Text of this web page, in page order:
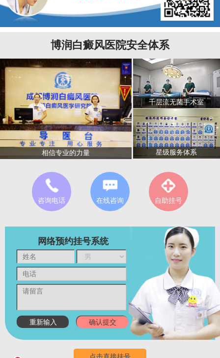
博润白癜风医院安全体系
相信专业的力量
千层流无菌手术室
星级服务体系
咨询电话 在线咨询 自助挂号
网络预约挂号系统